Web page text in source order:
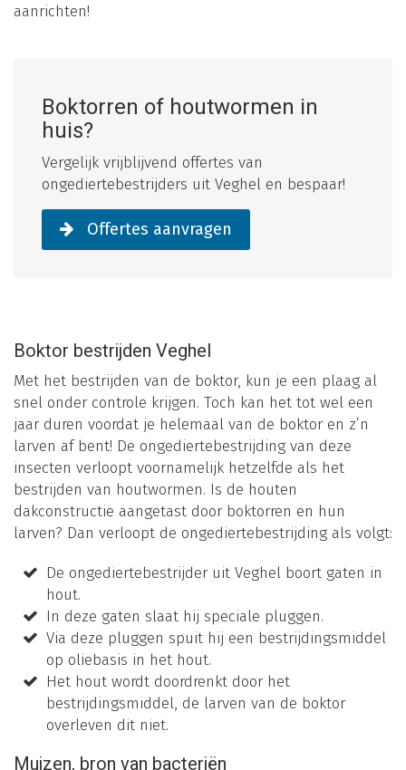
aanrichten!
Boktorren of houtwormen in
huis?
Vergelijk vrijblijvend offertes van
ongediertebestrijders uit Veghel en bespaar!
Offertes aanvragen
Boktor bestrijden Veghel
Met het bestrijden van de boktor, kun je een plaag al
snel onder controle krijgen. Toch kan het tot wel een
jaar duren voordat je helemaal van de boktor en z’n
larven af bent! De ongediertebestrijding van deze
insecten verloopt voornamelijk hetzelfde als het
bestrijden van houtwormen. Is de houten
dakconstructie aangetast door boktorren en hun
larven? Dan verloopt de ongediertebestrijding als volgt:
De ongediertebestrijder uit Veghel boort gaten in
hout.
In deze gaten slaat hij speciale pluggen.
Via deze pluggen spuit hij een bestrijdingsmiddel
op oliebasis in het hout.
Het hout wordt doordrenkt door het
bestrijdingsmiddel, de larven van de boktor
overleven dit niet.
Muizen, bron van bacteriën